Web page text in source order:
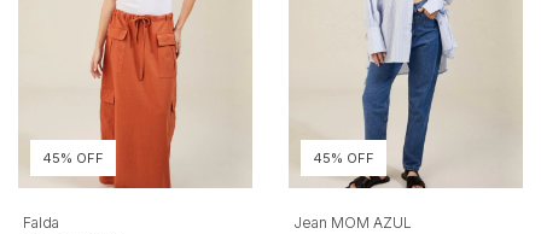
45% OFF
Falda
45% OFF
Jean MOM AZUL